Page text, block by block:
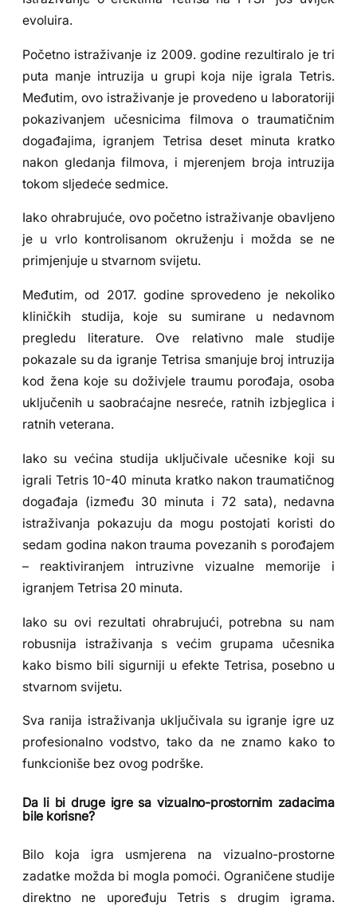
evoluira.
Početno istraživanje iz 2009. godine rezultiralo je tri
puta manje intruzija u grupi koja nije igrala Tetris.
Međutim, ovo istraživanje je provedeno u laboratoriji
pokazivanjem učesnicima filmova o traumatičnim
događajima, igranjem Tetrisa deset minuta kratko
nakon gledanja filmova, i mjerenjem broja intruzija
tokom sljedeće sedmice.
Iako ohrabrujuće, ovo početno istraživanje obavljeno
je u vrlo kontrolisanom okruženju i možda se ne
primjenjuje u stvarnom svijetu.
Međutim, od 2017. godine sprovedeno je nekoliko
kliničkih studija, koje su sumirane u nedavnom
pregledu literature. Ove relativno male studije
pokazale su da igranje Tetrisa smanjuje broj intruzija
kod žena koje su doživjele traumu porođaja, osoba
uključenih u saobraćajne nesreće, ratnih izbjeglica i
ratnih veterana.
Iako su većina studija uključivale učesnike koji su
igrali Tetris 10-40 minuta kratko nakon traumatičnog
događaja (između 30 minuta i 72 sata), nedavna
istraživanja pokazuju da mogu postojati koristi do
sedam godina nakon trauma povezanih s porođajem
– reaktiviranjem intruzivne vizualne memorije i
igranjem Tetrisa 20 minuta.
Iako su ovi rezultati ohrabrujući, potrebna su nam
robusnija istraživanja s većim grupama učesnika
kako bismo bili sigurniji u efekte Tetrisa, posebno u
stvarnom svijetu.
Sva ranija istraživanja uključivala su igranje igre uz
profesionalno vodstvo, tako da ne znamo kako to
funkcioniše bez ovog podrške.
Da li bi druge igre sa vizualno-prostornim zadacima
bile korisne?
Bilo koja igra usmjerena na vizualno-prostorne
zadatke možda bi mogla pomoći. Ograničene studije
direktno ne upoređuju Tetris s drugim igrama.